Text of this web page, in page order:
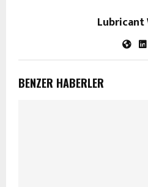
BENZER HABERLER